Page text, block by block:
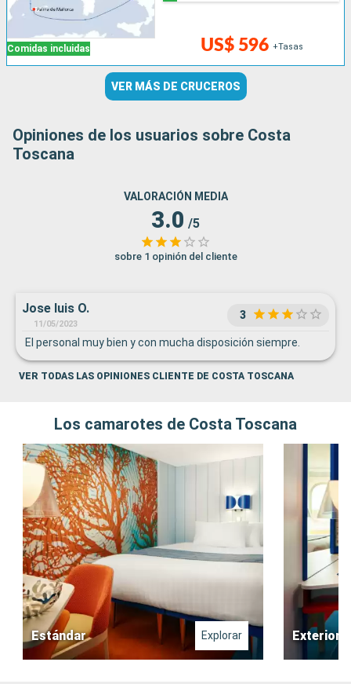
Comidas incluidas US$ 596 +Tasas
VER MÁS DE CRUCEROS
Opiniones de los usuarios sobre Costa
Toscana
VALORACIÓN MEDIA
3.0 /5
sobre 1 opinión del cliente
Jose luis O.
11/05/2023
3
El personal muy bien y con mucha disposición siempre.
VER TODAS LAS OPINIONES CLIENTE DE COSTA TOSCANA
Los camarotes de Costa Toscana
Estándar Explorar Exterior